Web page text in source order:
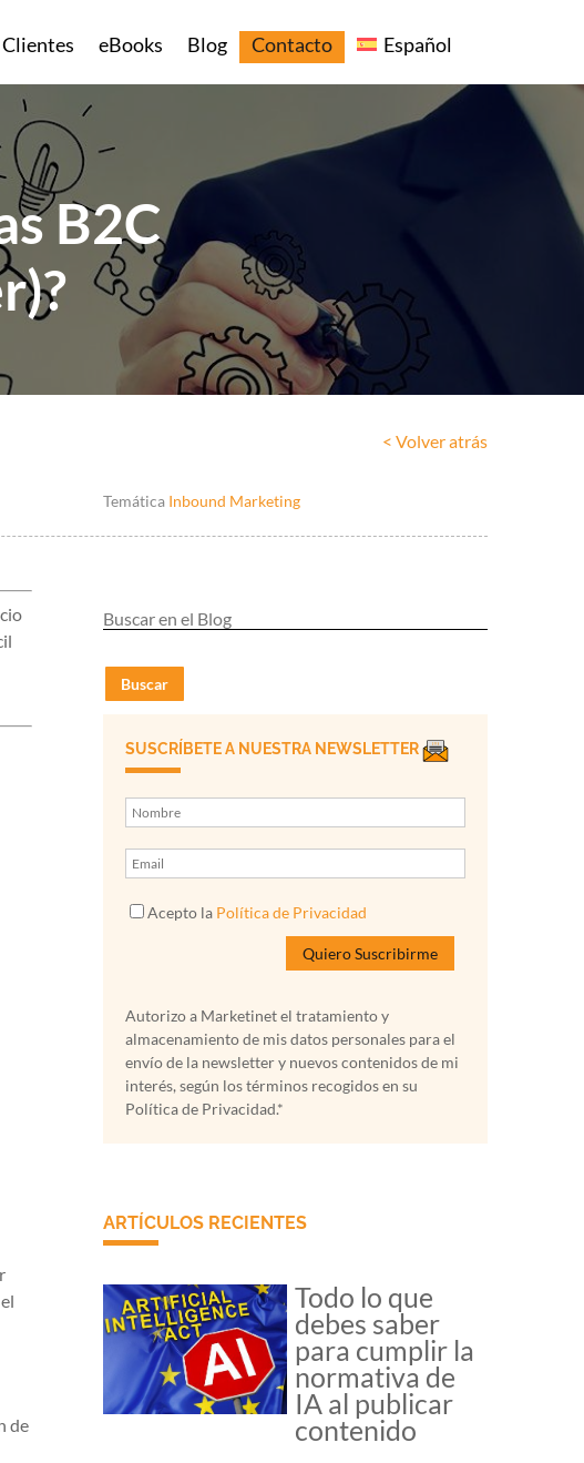
Clientes eBooks Blog Contacto Español
B2C
< Volver atrás
Temática Inbound Marketing
de
Buscar
SUSCRÍBETE A NUESTRA NEWSLETTER
Acepto la Política de Privacidad
Autorizo a Marketinet el tratamiento y
almacenamiento de mis datos personales para el
envío de la newsletter y nuevos contenidos de mi
interés, según los términos recogidos en su
Política de Privacidad.*
ARTÍCULOS RECIENTES
Todo lo que
debes saber
para cumplir la
normativa de
IA al publicar
contenido